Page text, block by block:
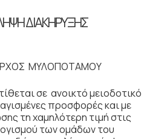
ΔΙΑΚΗΡΥΞΗΣ
ΜΥΛΟΠΟΤΑΜΟΥ
σε ανοικτό μειοδοτικό
προσφορές και με
τη χαμηλότερη τιμή στις
των ομάδων του